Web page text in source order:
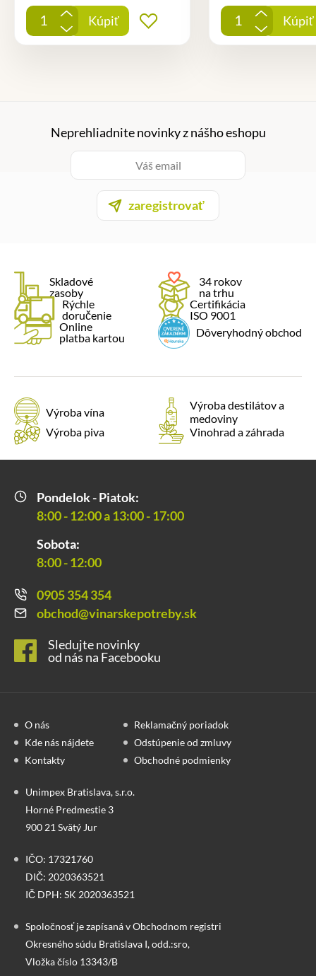
+
-
Kúpiť Pridať do obľúbených
+
-
Kúpiť
Neprehliadnite novinky z nášho eshopu
zaregistrovať
Skladové
zasoby
34 rokov
na trhu
Rýchle
doručenie
Certifikácia
ISO 9001
Online
platba kartou
Dôveryhodný obchod
Výroba vína
Výroba destilátov a
medoviny
Výroba piva
Vinohrad a záhrada
Pondelok - Piatok:
8:00 - 12:00 a 13:00 - 17:00
Sobota:
8:00 - 12:00
0905 354 354
obchod@vinarskepotreby.sk
Sledujte novinky
od nás na Facebooku
O nás
Reklamačný poriadok
Kde nás nájdete
Odstúpenie od zmluvy
Kontakty
Obchodné podmienky
Unimpex Bratislava, s.r.o.
Horné Predmestie 3
900 21 Svätý Jur
IČO: 17321760
DIČ: 2020363521
IČ DPH: SK 2020363521
Spoločnosť je zapísaná v Obchodnom registri
Okresného súdu Bratislava I, odd.:sro,
Vložka číslo 13343/B